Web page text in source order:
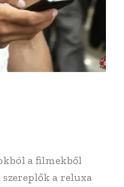
a filmekből
a reluxa